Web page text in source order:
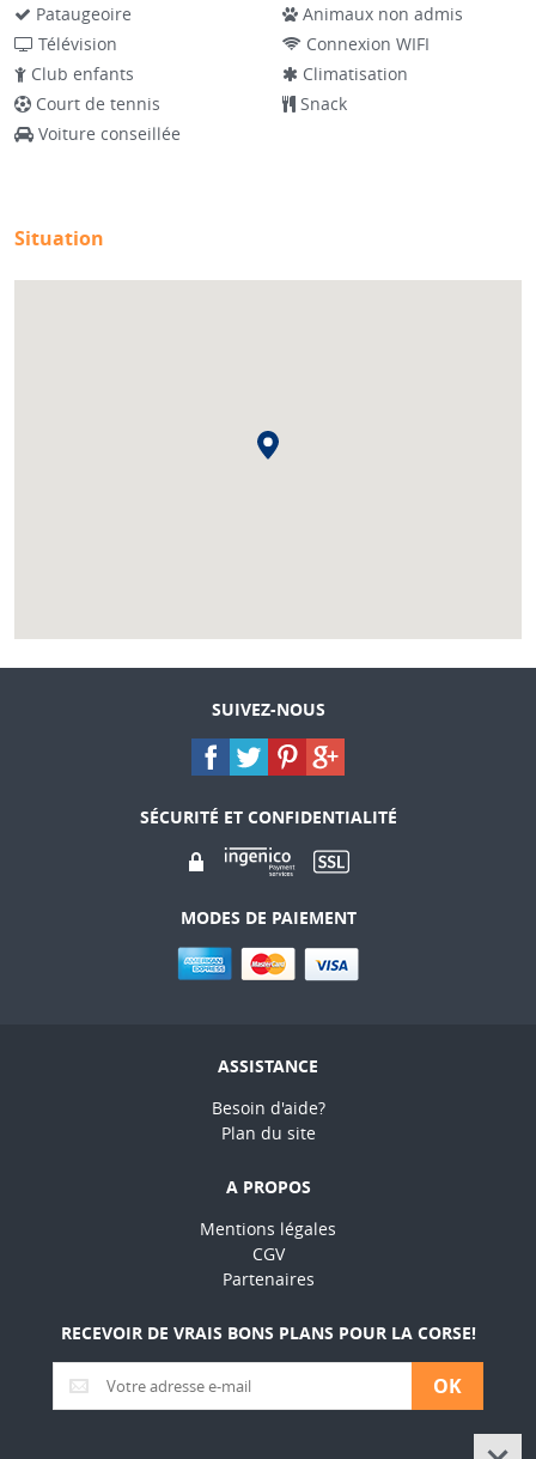
Pataugeoire
Animaux non admis
Télévision
Connexion WIFI
Club enfants
Climatisation
Court de tennis
Snack
Voiture conseillée
Situation
SUIVEZ-NOUS
SÉCURITÉ ET CONFIDENTIALITÉ
MODES DE PAIEMENT
ASSISTANCE
Besoin d'aide?
Plan du site
A PROPOS
Mentions légales
CGV
Partenaires
RECEVOIR DE VRAIS BONS PLANS POUR LA CORSE!
OK